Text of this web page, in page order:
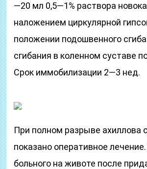
—20 мл 0,5—1% раствора
наложением циркулярной
положении подошвенного
сгибания в коленном суставе
Срок иммобилизации 2—3 нед.
При полном разрыве ахиллова
показано оперативное
больного на животе после